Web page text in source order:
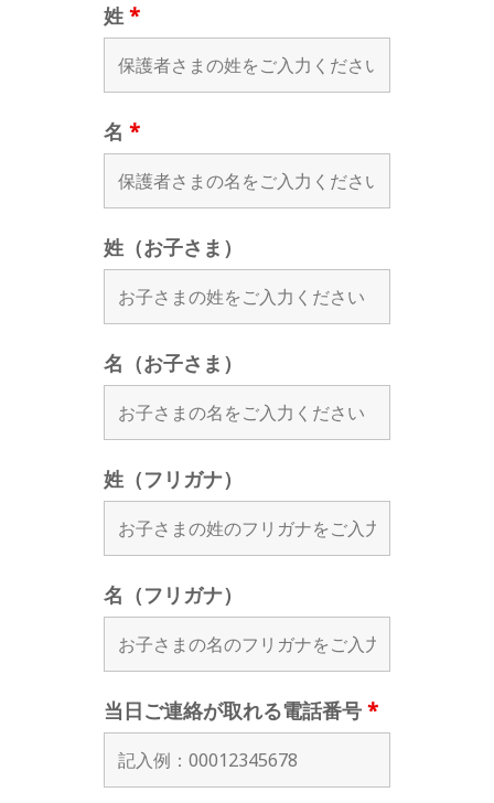
姓 *
名 *
姓（お子さま）
名（お子さま）
姓（フリガナ）
名（フリガナ）
当日ご連絡が取れる電話番号 *